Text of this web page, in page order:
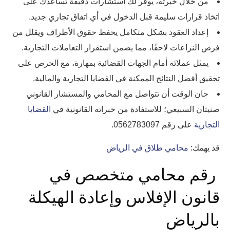
اتخاذ قرارات سليمة قبل الدخول في أي اتفاق تجاري جديد.
إعداد العقود بشكل متكامل يحفظ حقوق الأطراف ويقلل من
فرص النزاعات لاحقًا، مما يضمن استقرار التعاملات التجارية.
يمثل عملائه أمام الجهات القضائية بمهارة، مع الحرص على
تحقيق أفضل النتائج الممكنة في القضايا التجارية والمالية.
حان الوقت أن تتواصل مع المحامي والمستشار القانوني
صنيتان السبيعي؛ للاستفادة من خبراته القانونية في القضايا
التجارية على رقم 0562783097.
قد يهمك: محامي طلاق في الرياض
رقم محامي متخصص في
قانون الإفلاس وإعادة الهيكلة
بالرياض